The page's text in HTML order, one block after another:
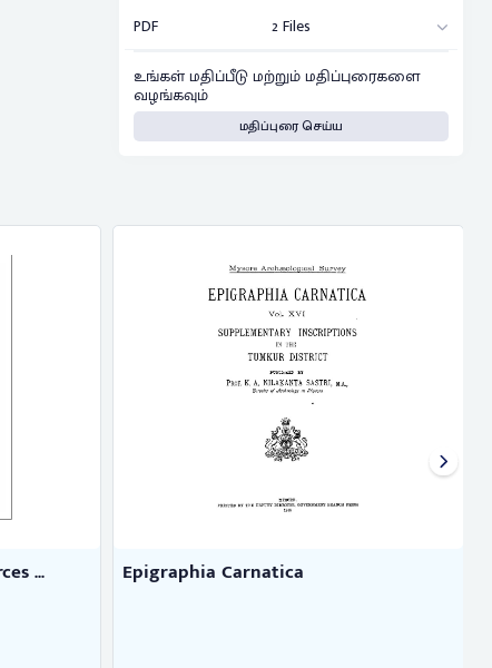
PDF 2 Files
உங்கள் மதிப்பீடு மற்றும் மதிப்புரைகளை
வழங்கவும்
மதிப்புரை செய்ய
... Epigraphia Carnatica